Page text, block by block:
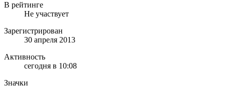
В рейтинге
Не участвует
Зарегистрирован
30 апреля 2013
Активность
сегодня в 10:08
Значки